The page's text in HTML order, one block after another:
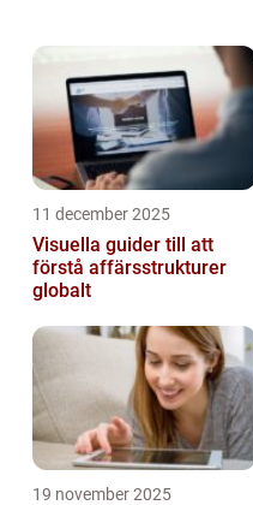
11 december 2025
Visuella guider till att
förstå affärsstrukturer
globalt
19 november 2025